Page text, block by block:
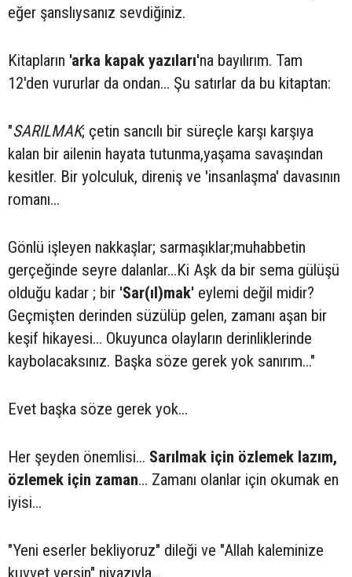
eğer şanslıysanız sevdiğiniz.
Kitapların 'arka kapak yazıları'na bayılırım. Tam
12'den vururlar da ondan... Şu satırlar da bu kitaptan:
"SARILMAK; çetin sancılı bir süreçle karşı karşıya
kalan bir ailenin hayata tutunma,yaşama savaşından
kesitler. Bir yolculuk, direniş ve 'insanlaşma' davasının
romanı...
Gönlü işleyen nakkaşlar; sarmaşıklar;muhabbetin
gerçeğinde seyre dalanlar...Ki Aşk da bir sema gülüşü
olduğu kadar ; bir 'Sar(ıl)mak' eylemi değil midir?
Geçmişten derinden süzülüp gelen, zamanı aşan bir
keşif hikayesi... Okuyunca olayların derinliklerinde
kaybolacaksınız. Başka söze gerek yok sanırım..."
Evet başka söze gerek yok...
Her şeyden önemlisi... Sarılmak için özlemek lazım,
özlemek için zaman... Zamanı olanlar için okumak en
iyisi...
"Yeni eserler bekliyoruz" dileği ve "Allah kaleminize
kuvvet versin" niyazıyla...